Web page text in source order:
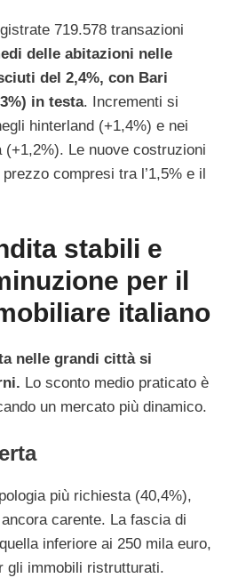
719.578 transazioni
delle abitazioni nelle
del 2,4%, con Bari
in testa. Incrementi si
hinterland (+1,4%) e nei
(+1,2%). Le nuove costruzioni
compresi tra l’1,5% e il
stabili e
per il
italiano
nelle grandi città si
Lo sconto medio praticato è
un mercato più dinamico.
più richiesta (40,4%),
carente. La fascia di
inferiore ai 250 mila euro,
gli immobili ristrutturati.